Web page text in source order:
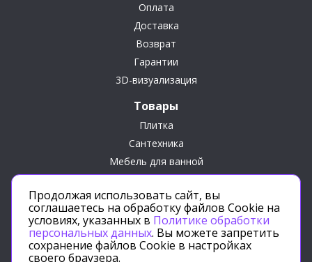
Оплата
Доставка
Возврат
Гарантии
3D-визуализация
Товары
Плитка
Сантехника
Мебель для ванной
Сопутствующие товары
Подарки
Продолжая использовать сайт, вы
соглашаетесь на обработку файлов Cookie на
условиях, указанных в Политике обработки
персональных данных. Вы можете запретить
сохранение файлов Cookie в настройках
своего браузера.